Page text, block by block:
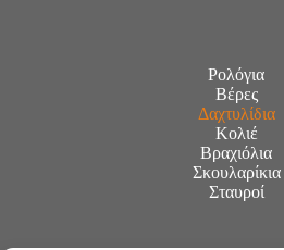
Ρολόγια
Βέρες
Δαχτυλίδια
Κολιέ
Βραχιόλια
Σκουλαρίκια
Σταυροί